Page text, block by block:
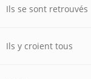
Ils se sont retrouvés
Ils y croient tous